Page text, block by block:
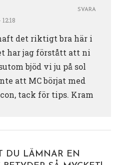
det riktigt bra här i
har jag förstått att ni
bjöd vi ju på sol
att MC börjat med
tack för tips. Kram
SVARA
DU LÄMNAR EN